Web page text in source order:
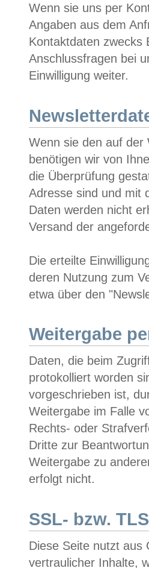
Wenn sie uns per
Angaben aus dem
Kontaktdaten zwecks
Anschlussfragen bei
Einwilligung weiter.
Wenn sie den auf der
benötigen wir von
die Überprüfung
Adresse sind und mit
Daten werden nicht
Versand der
Die erteilte
deren Nutzung zum
etwa über den
Weitergabe
Daten, die beim
protokolliert worden
vorgeschrieben ist,
Weitergabe im Falle
Rechts- oder
Dritte zur
Weitergabe zu
erfolgt nicht.
SSL- bzw.
Diese Seite nutzt aus
vertraulicher Inhalte,